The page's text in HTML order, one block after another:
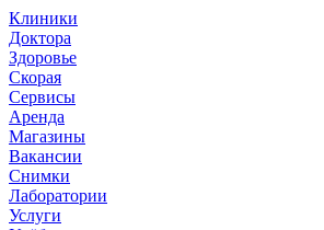
Клиники
Доктора
Здоровье
Скорая
Сервисы
Аренда
Магазины
Вакансии
Снимки
Лаборатории
Услуги